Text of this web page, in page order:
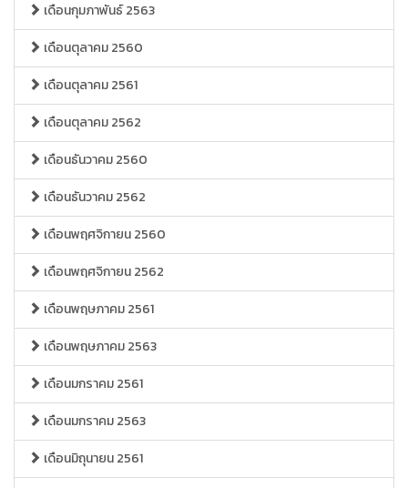
เดือนกุมภาพันธ์ 2563
เดือนตุลาคม 2560
เดือนตุลาคม 2561
เดือนตุลาคม 2562
เดือนธันวาคม 2560
เดือนธันวาคม 2562
เดือนพฤศจิกายน 2560
เดือนพฤศจิกายน 2562
เดือนพฤษภาคม 2561
เดือนพฤษภาคม 2563
เดือนมกราคม 2561
เดือนมกราคม 2563
เดือนมิถุนายน 2561